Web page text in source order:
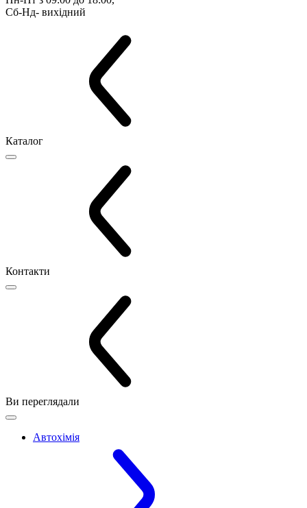
Сб-Нд- вихідний
Каталог
Контакти
Ви переглядали
Автохімія